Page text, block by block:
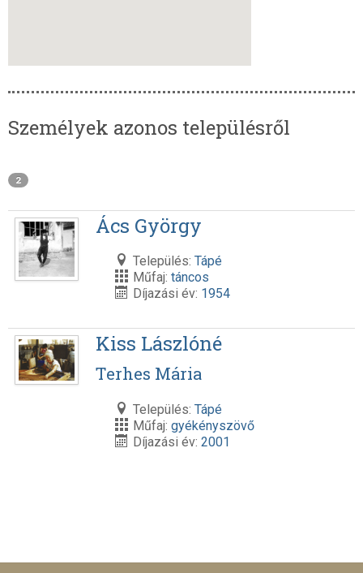
Személyek azonos településről
2
Ács György
Település: Tápé
Műfaj: táncos
Díjazási év: 1954
Kiss Lászlóné
Terhes Mária
Település: Tápé
Műfaj: gyékényszövő
Díjazási év: 2001